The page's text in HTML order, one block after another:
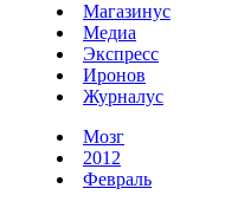
Магазинус
Медиа
Экспресс
Иронов
Журналус
Мозг
2012
Февраль